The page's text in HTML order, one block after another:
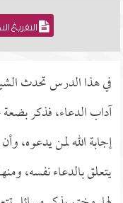
التفريغ
في هذا الدرس تحدث
آداب الدعاء، فذكر
إجابة الله لمن يدعوه،
يتعلق بالدعاء نفسه،